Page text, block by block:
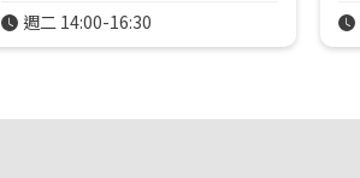
週二 14:00-16:30